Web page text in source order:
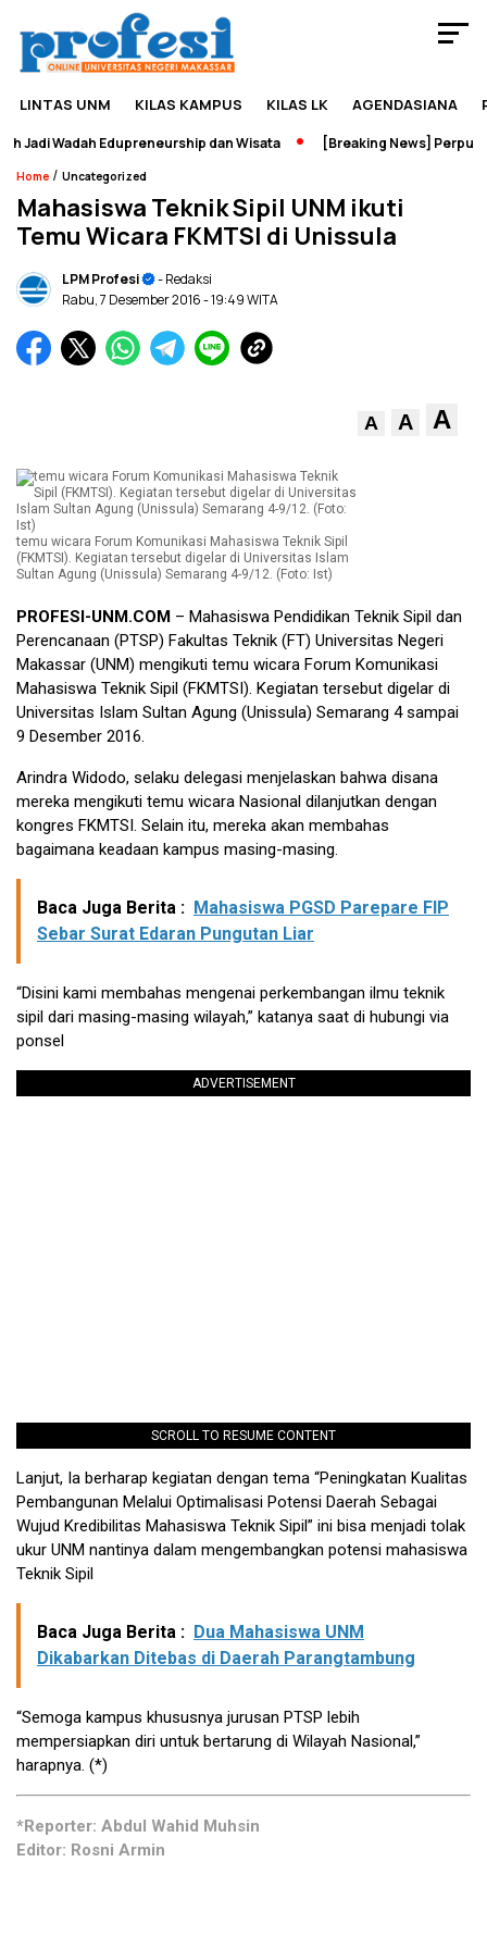
LINTAS UNM KILAS KAMPUS KILAS LK AGENDASIANA
Jadi Wadah Edupreneurship dan Wisata [Breaking News]
Home / Uncategorized
Mahasiswa Teknik Sipil UNM ikuti
Temu Wicara FKMTSI di Unissula
LPM Profesi
- Redaksi
Rabu, 7 Desember 2016- 19:49 WITA
A A A
temu wicara Forum Komunikasi Mahasiswa Teknik Sipil
(FKMTSI). Kegiatan tersebut digelar di Universitas Islam
Sultan Agung (Unissula) Semarang 4-9/12. (Foto: Ist)
PROFESI-UNM.COM – Mahasiswa Pendidikan Teknik Sipil dan
Perencanaan (PTSP) Fakultas Teknik (FT) Universitas Negeri
Makassar (UNM) mengikuti temu wicara Forum Komunikasi
Mahasiswa Teknik Sipil (FKMTSI). Kegiatan tersebut digelar di
Universitas Islam Sultan Agung (Unissula) Semarang 4 sampai
9 Desember 2016.
Arindra Widodo, selaku delegasi menjelaskan bahwa disana
mereka mengikuti temu wicara Nasional dilanjutkan dengan
kongres FKMTSI. Selain itu, mereka akan membahas
bagaimana keadaan kampus masing-masing.
Baca Juga Berita : Mahasiswa PGSD Parepare FIP
Sebar Surat Edaran Pungutan Liar
“Disini kami membahas mengenai perkembangan ilmu teknik
sipil dari masing-masing wilayah,” katanya saat di hubungi via
ponsel
ADVERTISEMENT
SCROLL TO RESUME CONTENT
Lanjut, Ia berharap kegiatan dengan tema “Peningkatan Kualitas
Pembangunan Melalui Optimalisasi Potensi Daerah Sebagai
Wujud Kredibilitas Mahasiswa Teknik Sipil” ini bisa menjadi tolak
ukur UNM nantinya dalam mengembangkan potensi mahasiswa
Teknik Sipil
Baca Juga Berita : Dua Mahasiswa UNM
Dikabarkan Ditebas di Daerah Parangtambung
“Semoga kampus khususnya jurusan PTSP lebih
mempersiapkan diri untuk bertarung di Wilayah Nasional,”
harapnya. (*)
*Reporter: Abdul Wahid Muhsin
Editor: Rosni Armin